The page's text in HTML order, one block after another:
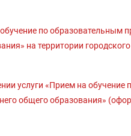
по образовательным
на территории
услуги «Прием на
общего образования»